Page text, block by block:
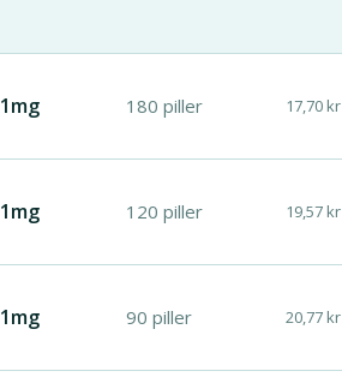
1mg 180 piller 17,70 kr
1mg 120 piller 19,57 kr
1mg 90 piller 20,77 kr